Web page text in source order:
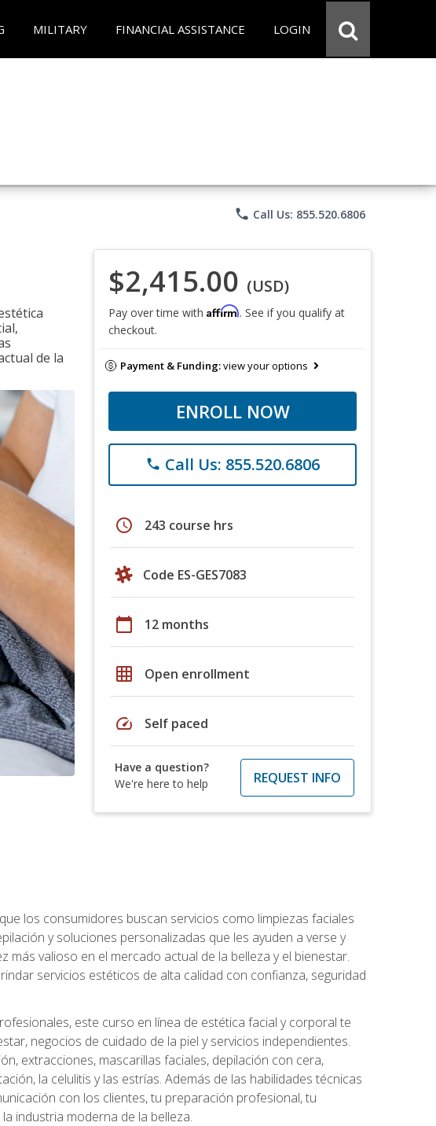
MILITARY FINANCIAL ASSISTANCE LOGIN
phone Call Us: 855.520.6806
de la
$2,415.00 (USD)
Pay over time with Affirm. See if you qualify at
checkout.
Payment & Funding:view your options
ENROLL NOW
phone Call Us: 855.520.6806
schedule 243 course hrs
Code ES-GES7083
calendar_today 12 months
grid_on Open enrollment
speed Self paced
Have a question?
We're here to help
REQUEST INFO
los consumidores buscan servicios como limpiezas faciales
y soluciones personalizadas que les ayuden a verse y
valioso en el mercado actual de la belleza y el bienestar.
servicios estéticos de alta calidad con confianza, seguridad
este curso en línea de estética facial y corporal te
negocios de cuidado de la piel y servicios independientes.
extracciones, mascarillas faciales, depilación con cera,
la celulitis y las estrías. Además de las habilidades técnicas
con los clientes, tu preparación profesional, tu
industria moderna de la belleza.